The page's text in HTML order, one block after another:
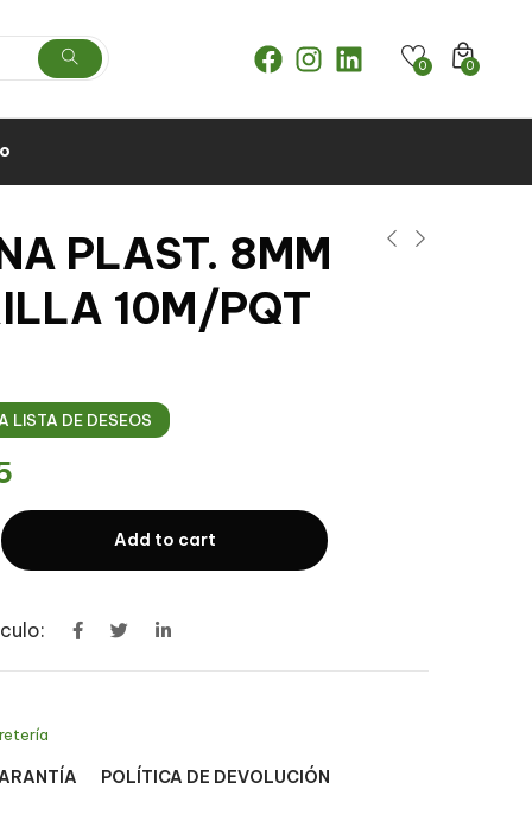
0
0
PLAST. 8MM
10M/PQT
LISTA DE DESEOS
Add to cart
POLÍTICA DE DEVOLUCIÓN